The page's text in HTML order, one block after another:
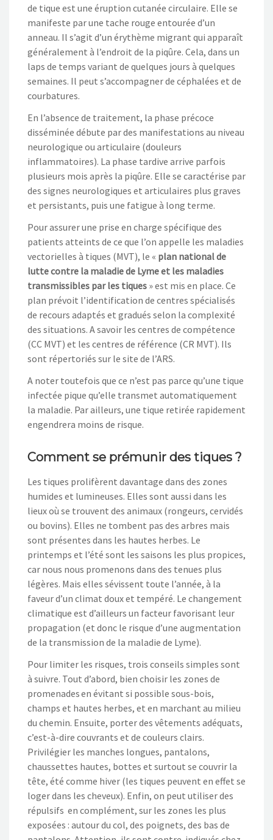
de tique est une éruption cutanée circulaire. Elle se
manifeste par une tache rouge entourée d’un
anneau. Il s’agit d’un érythème migrant qui apparaît
généralement à l’endroit de la piqûre. Cela, dans un
laps de temps variant de quelques jours à quelques
semaines. Il peut s’accompagner de céphalées et de
courbatures.
En l’absence de traitement, la phase précoce
disséminée débute par des manifestations au niveau
neurologique ou articulaire (douleurs
inflammatoires). La phase tardive arrive parfois
plusieurs mois après la piqûre. Elle se caractérise par
des signes neurologiques et articulaires plus graves
et persistants, puis une fatigue à long terme.
Pour assurer une prise en charge spécifique des
patients atteints de ce que l’on appelle les maladies
vectorielles à tiques (MVT), le « plan national de
lutte contre la maladie de Lyme et les maladies
transmissibles par les tiques » est mis en place. Ce
plan prévoit l’identification de centres spécialisés
de recours adaptés et gradués selon la complexité
des situations. A savoir les centres de compétence
(CC MVT) et les centres de référence (CR MVT). Ils
sont répertoriés sur le site de l’ARS.
A noter toutefois que ce n’est pas parce qu’une tique
infectée pique qu’elle transmet automatiquement
la maladie. Par ailleurs, une tique retirée rapidement
engendrera moins de risque.
Comment se prémunir des tiques ?
Les tiques prolifèrent davantage dans des zones
humides et lumineuses. Elles sont aussi dans les
lieux où se trouvent des animaux (rongeurs, cervidés
ou bovins). Elles ne tombent pas des arbres mais
sont présentes dans les hautes herbes. Le
printemps et l’été sont les saisons les plus propices,
car nous nous promenons dans des tenues plus
légères. Mais elles sévissent toute l’année, à la
faveur d’un climat doux et tempéré. Le changement
climatique est d’ailleurs un facteur favorisant leur
propagation (et donc le risque d’une augmentation
de la transmission de la maladie de Lyme).
Pour limiter les risques, trois conseils simples sont
à suivre. Tout d’abord, bien choisir les zones de
promenades en évitant si possible sous-bois,
champs et hautes herbes, et en marchant au milieu
du chemin. Ensuite, porter des vêtements adéquats,
c’est-à-dire couvrants et de couleurs clairs.
Privilégier les manches longues, pantalons,
chaussettes hautes, bottes et surtout se couvrir la
tête, été comme hiver (les tiques peuvent en effet se
loger dans les cheveux). Enfin, on peut utiliser des
répulsifs en complément, sur les zones les plus
exposées : autour du col, des poignets, des bas de